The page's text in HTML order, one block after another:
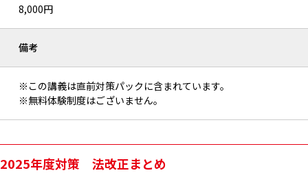
8,000円
備考
※この講義は直前対策パックに含まれています。
※無料体験制度はございません。
2025年度対策 法改正まとめ